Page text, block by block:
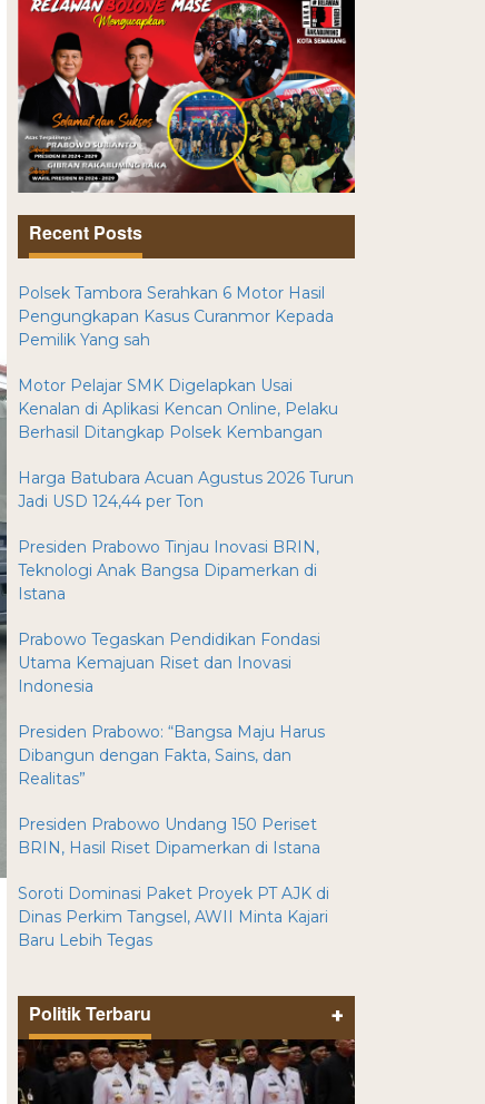
Recent Posts
Polsek Tambora Serahkan 6 Motor Hasil
Pengungkapan Kasus Curanmor Kepada
Pemilik Yang sah
Motor Pelajar SMK Digelapkan Usai
Kenalan di Aplikasi Kencan Online, Pelaku
Berhasil Ditangkap Polsek Kembangan
Harga Batubara Acuan Agustus 2026 Turun
Jadi USD 124,44 per Ton
Presiden Prabowo Tinjau Inovasi BRIN,
Teknologi Anak Bangsa Dipamerkan di
Istana
Prabowo Tegaskan Pendidikan Fondasi
Utama Kemajuan Riset dan Inovasi
Indonesia
Presiden Prabowo: “Bangsa Maju Harus
Dibangun dengan Fakta, Sains, dan
Realitas”
Presiden Prabowo Undang 150 Periset
BRIN, Hasil Riset Dipamerkan di Istana
Soroti Dominasi Paket Proyek PT AJK di
Dinas Perkim Tangsel, AWII Minta Kajari
Baru Lebih Tegas
Politik Terbaru +